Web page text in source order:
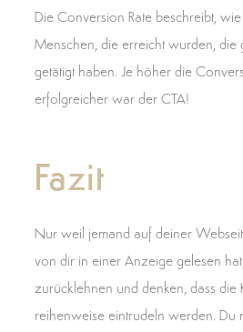
Die Conversion Rate beschreibt,
Menschen, die erreicht wurden, die
getätigt haben. Je höher die
erfolgreicher war der CTA!
Fazit
Nur weil jemand auf deiner
von dir in einer Anzeige gelesen
zurücklehnen und denken, dass die
reihenweise eintrudeln werden. Du